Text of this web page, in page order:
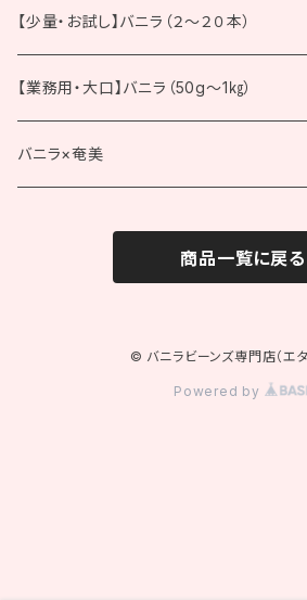
【少量・お試し】バニラ（２～２０本）
ブルボン種
タヒチ種
ショートサイズ
【業務用・大口】バニラ（50g～1㎏）
ブルボン種（業務用）
バニラ×奄美
商品一覧に戻る
© バニラビーンズ専門店（エタ
Powered by